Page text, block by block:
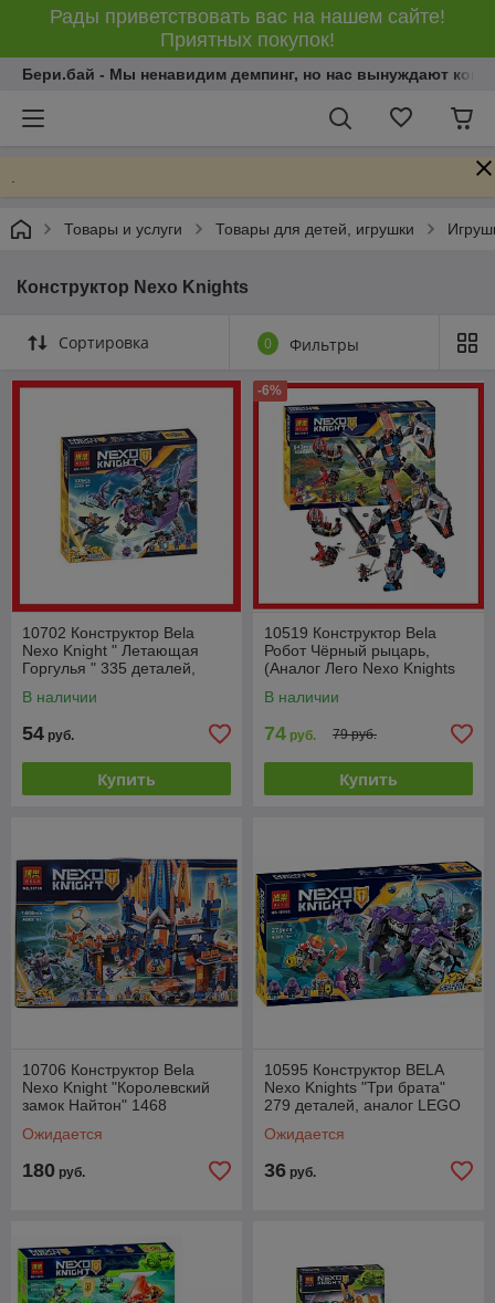
Рады приветствовать вас на нашем сайте!
Приятных покупок!
Бери.бай - Мы ненавидим демпинг, но нас вынуждают
Товары и услуги Товары для детей, игрушки
Конструктор Nexo Knights
Сортировка 0 Фильтры
10702 Конструктор Bela
Nexo Knight " Летающая
Горгулья " 335 деталей,
В наличии
54 руб.
Купить
-6%
10519 Конструктор Bela
Робот Чёрный рыцарь,
(Аналог Лего Nexo Knights
В наличии
74 руб. 79 руб.
Купить
10706 Конструктор Bela
Nexo Knight "Королевский
замок Найтонʺ 1468
Ожидается
180 руб.
10595 Конструктор BELA
Nexo Knights "Три брата"
279 деталей, аналог LEGO
Ожидается
36 руб.